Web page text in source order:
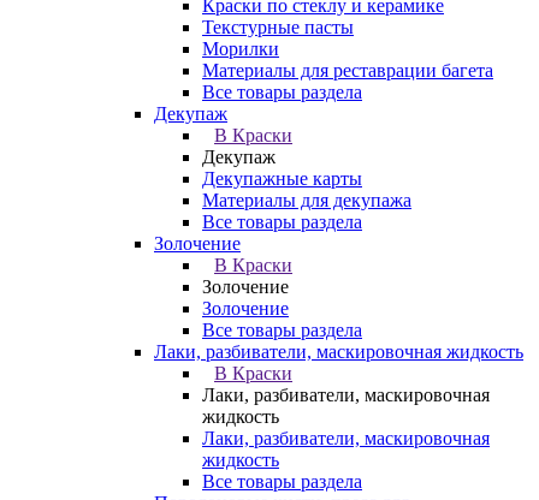
Краски по стеклу и керамике
Текстурные пасты
Морилки
Материалы для реставрации багета
Все товары раздела
Декупаж
В Краски
Декупаж
Декупажные карты
Материалы для декупажа
Все товары раздела
Золочение
В Краски
Золочение
Золочение
Все товары раздела
Лаки, разбиватели, маскировочная жидкость
В Краски
Лаки, разбиватели, маскировочная
жидкость
Лаки, разбиватели, маскировочная
жидкость
Все товары раздела